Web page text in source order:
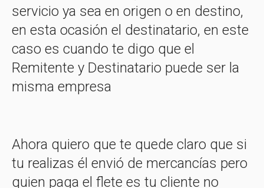
servicio ya sea en origen o en destino,
en esta ocasión el destinatario, en este
caso es cuando te digo que el
Remitente y Destinatario puede ser la
misma empresa
Ahora quiero que te quede claro que si
tu realizas él envió de mercancías pero
quien paga el flete es tu cliente no